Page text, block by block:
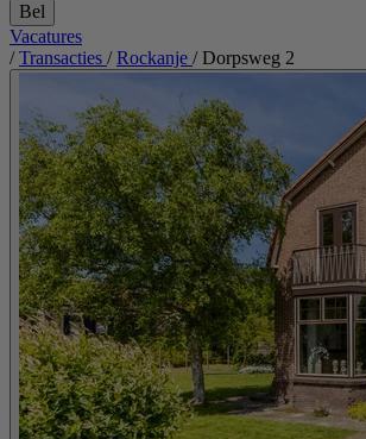
Bel
Vacatures
/ Transacties / Rockanje / Dorpsweg 2